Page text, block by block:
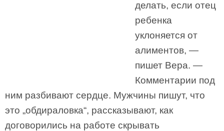
делать, если отец
ребенка
уклоняется от
алиментов, —
пишет Вера. —
Комментарии под
ним разбивают сердце. Мужчины пишут, что
это „обдираловка“, рассказывают, как
договорились на работе скрывать